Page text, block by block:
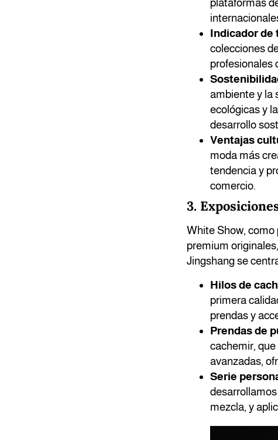
Indicador de
colecciones
profesionales
ambiente y la
ecológicas y
desarrollo
Ventajas
moda más
tendencia y
comercio.
3.
White Show, como
premium
Jingshang se
Hilos de
primera
prendas y
Prendas de
cachemir,
avanzadas,
Serie
mezcla, y